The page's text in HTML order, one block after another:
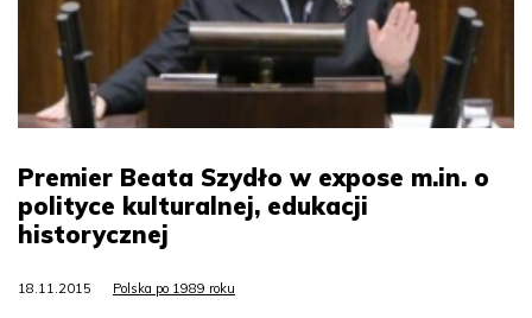
Premier Beata Szydło w expose m.in. o
polityce kulturalnej, edukacji
historycznej
18.11.2015 Polska po 1989 roku